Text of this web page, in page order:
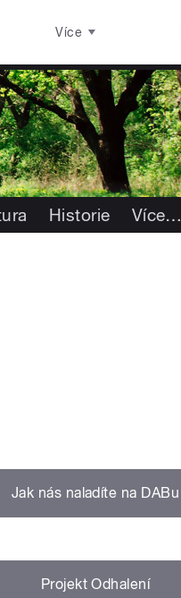
Více
Historie Více…
Jak nás naladíte na DABu
Projekt Odhalení